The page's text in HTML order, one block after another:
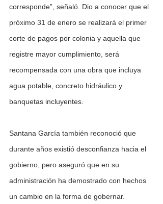
corresponde”, señaló. Dio a conocer que el
próximo 31 de enero se realizará el primer
corte de pagos por colonia y aquella que
registre mayor cumplimiento, será
recompensada con una obra que incluya
agua potable, concreto hidráulico y
banquetas incluyentes.
Santana García también reconoció que
durante años existió desconfianza hacia el
gobierno, pero aseguró que en su
administración ha demostrado con hechos
un cambio en la forma de gobernar.